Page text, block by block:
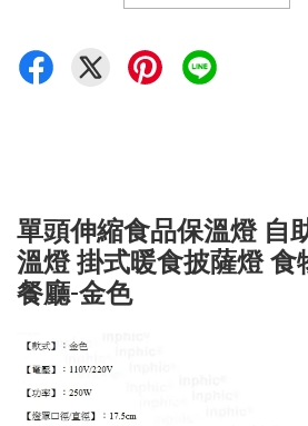
單頭伸縮食品保溫燈 自
溫燈 掛式暖食披薩燈 食
餐廳-金色